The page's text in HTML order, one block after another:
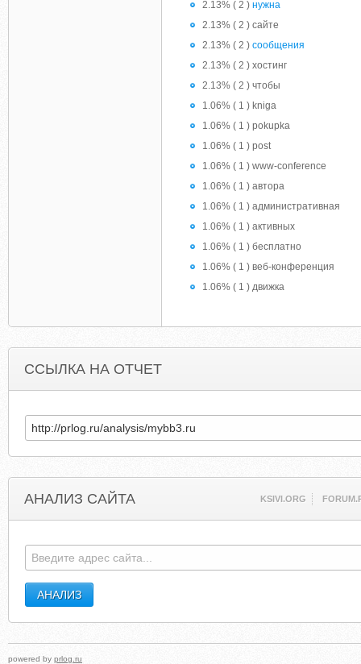
2.13% ( 2 ) нужна
2.13% ( 2 ) сайте
2.13% ( 2 ) сообщения
2.13% ( 2 ) хостинг
2.13% ( 2 ) чтобы
1.06% ( 1 ) kniga
1.06% ( 1 ) pokupka
1.06% ( 1 ) post
1.06% ( 1 ) www-conference
1.06% ( 1 ) автора
1.06% ( 1 ) административная
1.06% ( 1 ) активных
1.06% ( 1 ) бесплатно
1.06% ( 1 ) веб-конференция
1.06% ( 1 ) движка
ССЫЛКА НА ОТЧЕТ
АНАЛИЗ САЙТА KSIVI.ORG
powered by prlog.ru